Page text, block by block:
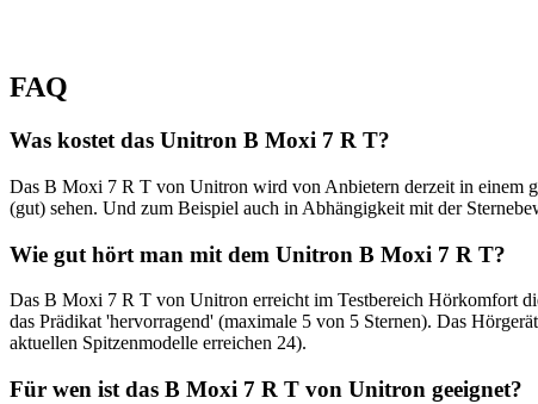
FAQ
Was kostet das Unitron B Moxi 7 R T?
Das B Moxi 7 R T von Unitron wird von Anbietern derzeit in einem
(gut) sehen. Und zum Beispiel auch in Abhängigkeit mit der
Wie gut hört man mit dem Unitron B Moxi 7 R T?
Das B Moxi 7 R T von Unitron erreicht im Testbereich Hörkomfort
das Prädikat 'hervorragend' (maximale 5 von 5 Sternen). Das
aktuellen Spitzenmodelle erreichen 24).
Für wen ist das B Moxi 7 R T von Unitron geeignet?